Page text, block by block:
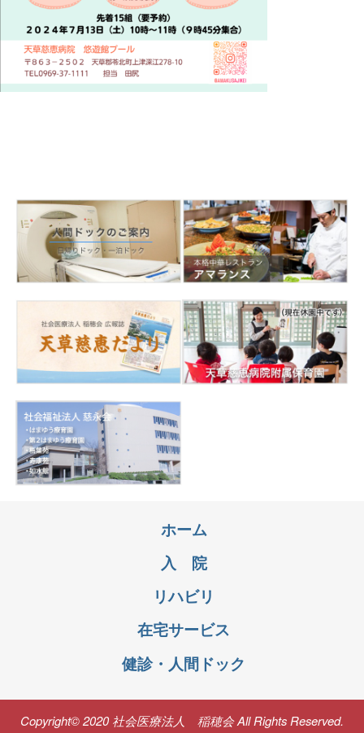
ホーム
入 院
リハビリ
在宅サービス
健診・人間ドック
Copyright© 2020 社会医療法人 稲穂会 All Rights Reserved.